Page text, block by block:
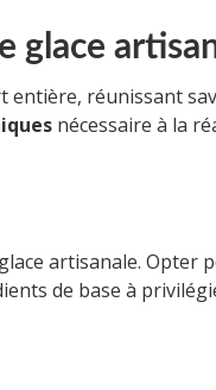
glace
entière, réunissant
nécessaire à la
artisanale. Opter
de base à